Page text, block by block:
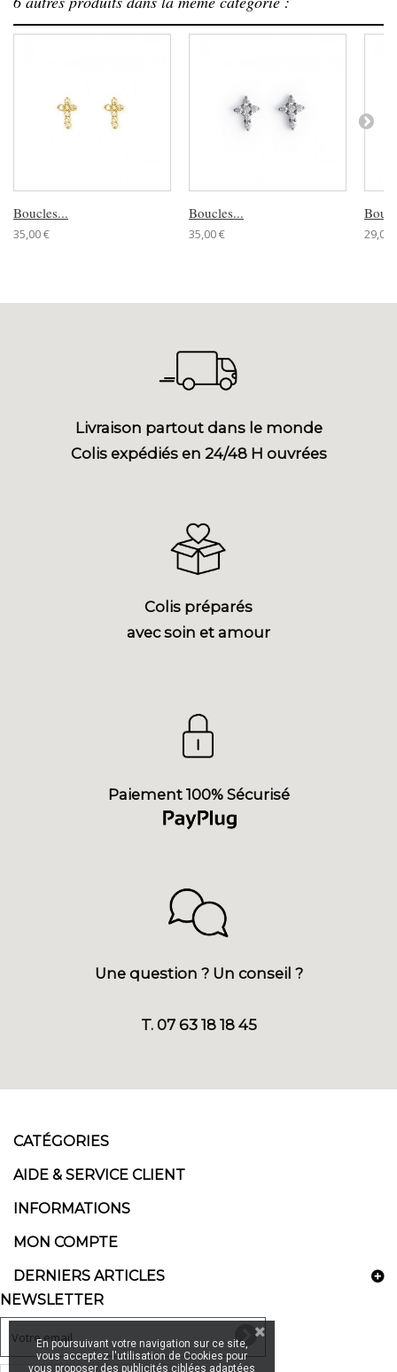
Boucles...
35,00 €
Boucles...
35,00 € 29,00
Livraison partout dans le monde
Colis expédiés en 24/48 H ouvrées
Colis préparés
avec soin et amour
Paiement 100% Sécurisé
Une question ? Un conseil ?
T. 07 63 18 18 45
CATÉGORIES
AIDE & SERVICE CLIENT
INFORMATIONS
MON COMPTE
DERNIERS ARTICLES
NEWSLETTER
En poursuivant votre navigation sur ce site,
vous acceptez l'utilisation de Cookies pour
vous proposer des publicités ciblées adaptées